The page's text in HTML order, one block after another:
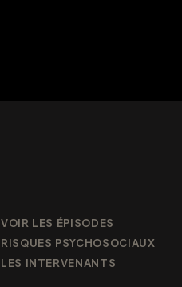
VOIR LES ÉPISODES
RISQUES PSYCHOSOCIAUX
LES INTERVENANTS